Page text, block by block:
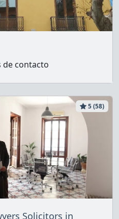
de contacto
5 (58)
Solicitors in